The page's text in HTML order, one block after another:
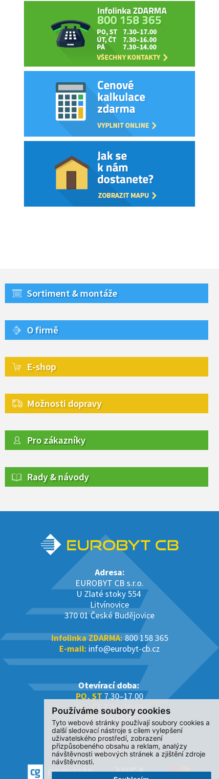
Používáme soubory cookies
Tyto webové stránky používají soubory cookies a
další sledovací nástroje s cílem vylepšení
uživatelského prostředí, zobrazení
přizpůsobeného obsahu a reklam, analýzy
návštěvnosti webových stránek a zjištění zdroje
návštěvnosti.
Sortiment & montáže
O firmě
E-shop
Možnosti dopravy
Pro zákazníky
Rady & návody
Adresa:
EUROBYT CB s.r.o.
U Zlaté stoky 554
Litvínovice
370 01 České Budějovice
Infolinka ZDARMA:800 158 365
E-mail: info@eurobyt-cb.cz
Otevírací doba:
PO, ST 7.30–17.00
ÚT, ČT7.30–16.00
PÁ7.30–14.00